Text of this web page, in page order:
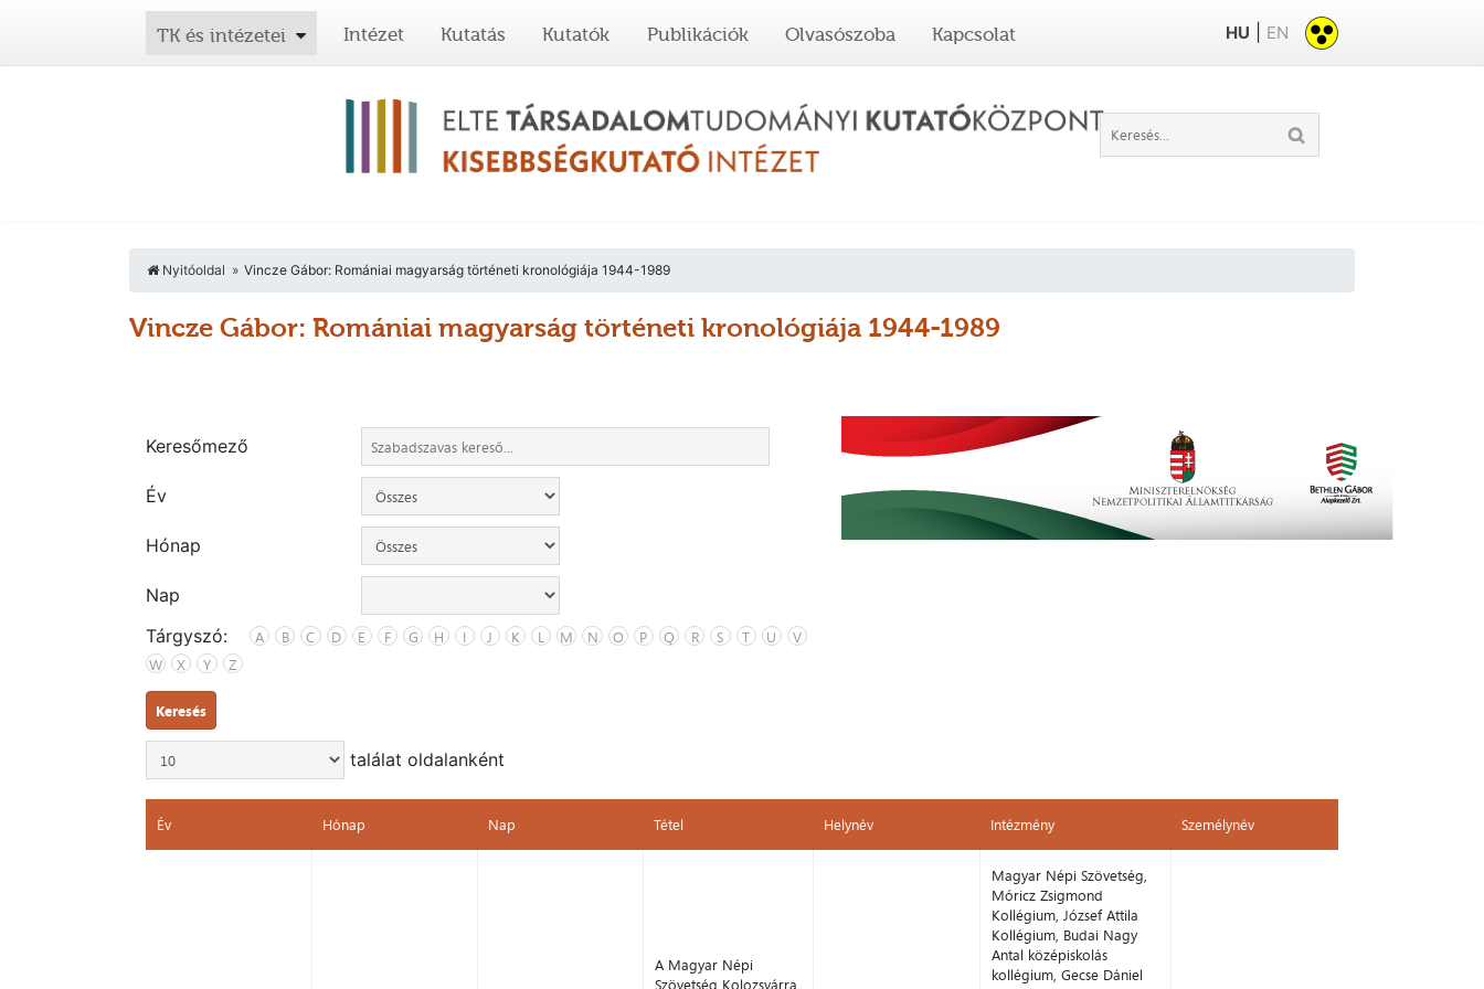
TK és intézetei Intézet Kutatás Kutatók Publikációk Olvasószoba Kapcsolat HU EN
Nyitóoldal Vincze Gábor: Romániai magyarság történeti kronológiája 1944-1989
Vincze Gábor: Romániai magyarság történeti kronológiája 1944-1989
Keresőmező
Év
Hónap
Nap
Tárgyszó:
A B C D E F G H I J K L M N O P Q R S T U
V
W
X Y Z
Keresés
találat oldalanként
Év Hónap Nap Tétel Helynév Intézmény
Személynév
A Magyar Népi
Szövetség Kolozsvárra
Magyar Népi Szövetség,
Móricz Zsigmond
Kollégium, József Attila
Kollégium, Budai Nagy
Antal középiskolás
kollégium, Gecse Dániel